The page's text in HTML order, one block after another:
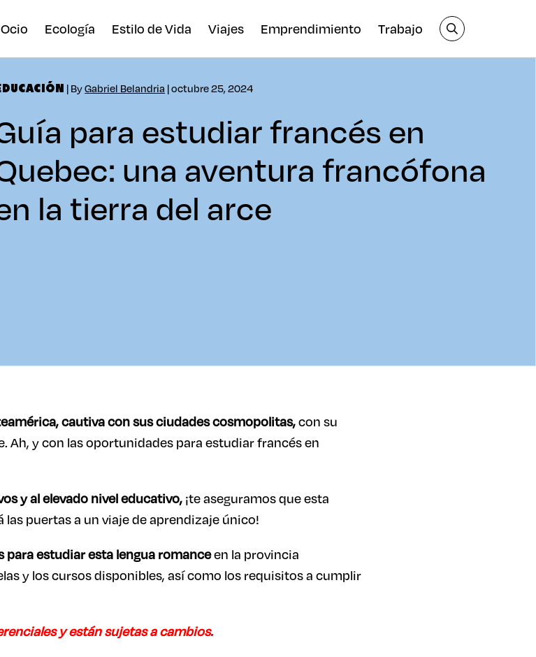
Ocio Ecología Estilo de Vida Viajes Emprendimiento Trabajo
| ByGabriel Belandria | octubre 25, 2024
para estudiar francés en
una aventura francófona
la tierra del arce
cautiva con sus ciudades cosmopolitas,con su
Ah, y con las oportunidades para estudiar francés en
y al elevado nivel educativo,¡te aseguramos que esta
puertas a un viaje de aprendizaje único!
para estudiar esta lengua romanceen la provincia
y los cursos disponibles, así como los requisitos a cumplir
y están sujetas a cambios.